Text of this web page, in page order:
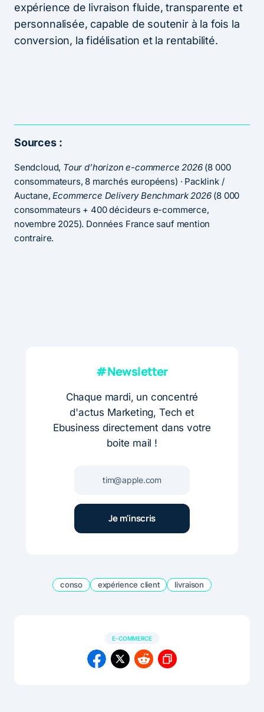
expérience de livraison fluide, transparente et
personnalisée, capable de soutenir à la fois la
conversion, la fidélisation et la rentabilité.
Sources :
Sendcloud, Tour d’horizon e-commerce 2026(8 000
consommateurs, 8 marchés européens) · Packlink /
Auctane,Ecommerce Delivery Benchmark 2026(8 000
consommateurs + 400 décideurs e-commerce,
novembre 2025). Données France sauf mention
contraire.
#Newsletter
Chaque mardi, un concentré
d'actus Marketing, Tech et
Ebusiness directement dans votre
boite mail !
conso expérience client livraison
E-COMMERCE